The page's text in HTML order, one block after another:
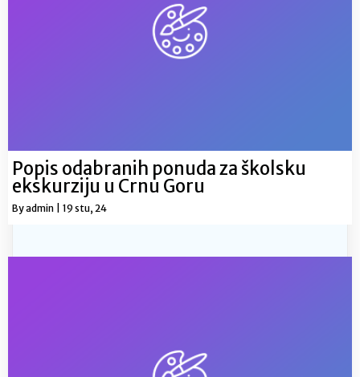
Popis odabranih ponuda za školsku
ekskurziju u Crnu Goru
Byadmin 19 stu, 24